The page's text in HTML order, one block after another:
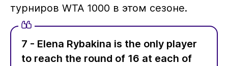
турниров WTA 1000 в этом сезоне.
7 - Elena Rybakina is the only player
to reach the round of 16 at each of